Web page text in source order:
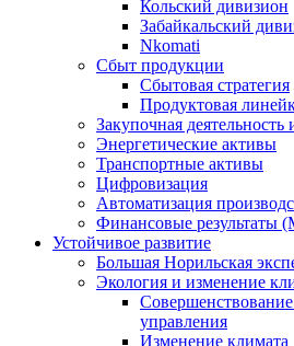
Кольский дивизион
Забайкальский
Nkomati
Сбыт продукции
Сбытовая стратегия
Продуктовая
Закупочная деятельность
Энергетические активы
Транспортные активы
Цифровизация
Автоматизация
Финансовые результаты
Устойчивое развитие
Большая Норильская
Экология и изменение
управления
Изменение климата